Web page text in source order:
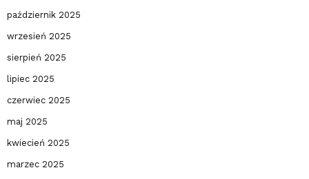
październik 2025
wrzesień 2025
sierpień 2025
lipiec 2025
czerwiec 2025
maj 2025
kwiecień 2025
marzec 2025